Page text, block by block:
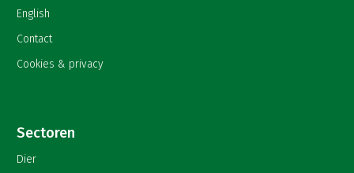
English
Contact
Cookies & privacy
Sectoren
Dier